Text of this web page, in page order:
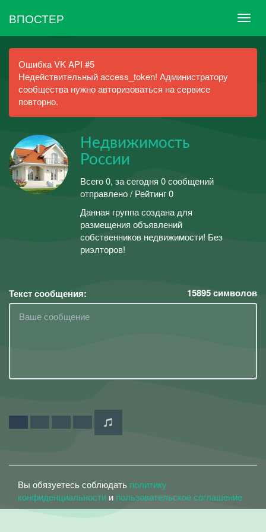
ВПОСТЕР
Ошибка VK API #5
Недействительный access_token! Администратору
сообщества нужно авторизоваться на сервисе
повторно.
Недвижимость
России
Всего 0, за сегодня 0 сообщений
отправлено / Рейтинг 0
Данная группа создана для
размещения объявлений
собственников недвижимости! Без
риэлторов!
Текст сообщения: 15895символов
Вы обязуетесь соблюдать политику
конфиденциальности и пользовательское соглашение